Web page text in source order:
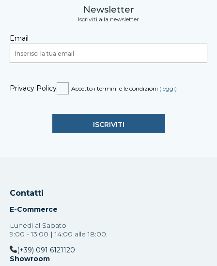
Newsletter
Iscriviti alla newsletter
Email
Privacy Policy Accetto i termini e le condizioni (leggi)
Contatti
E-Commerce
Lunedì al Sabato
9:00 - 13:00 | 14:00 alle 18:00.
(+39) 091 6121120
Showroom